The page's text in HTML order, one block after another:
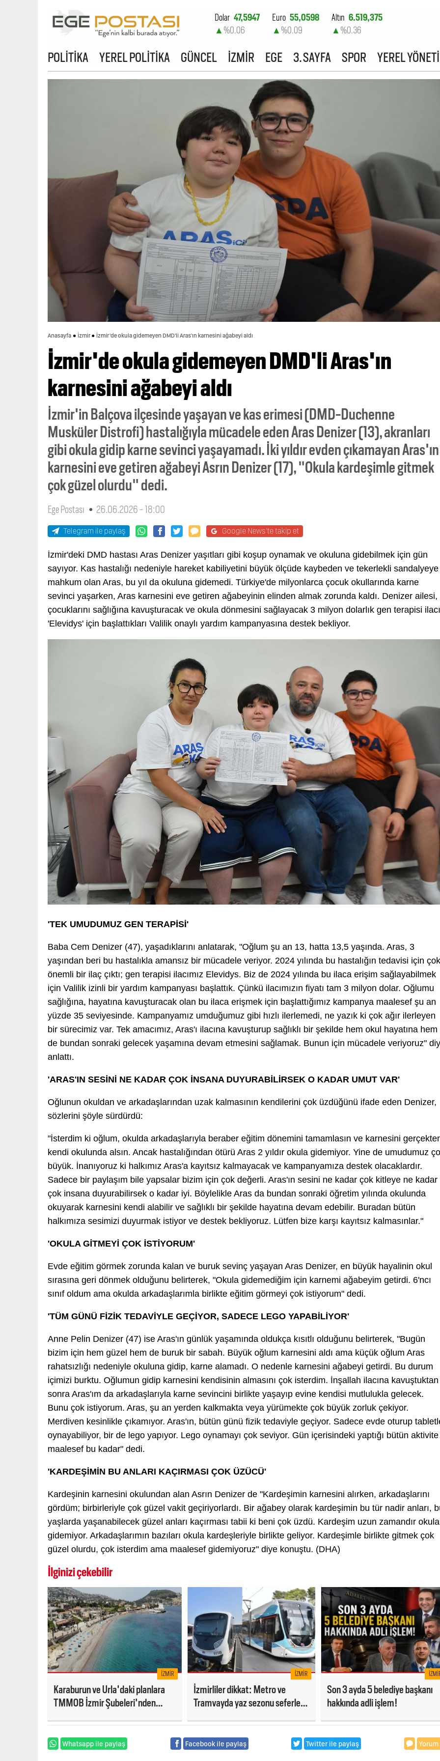
Dolar 47,5947
▲ %0.06
Euro 55,0598
▲ %0.09
Altın 6.519,375
▲ %0.36
%0.41
POLİTİKA YEREL POLİTİKA GÜNCEL İZMİR EGE 3. SAYFA SPOR YEREL
Anasayfa İzmir İzmir'de okula gidemeyen DMD'li Aras'ın karnesini ağabeyi aldı
İzmir'de okula gidemeyen DMD'li Aras'ın
karnesini ağabeyi aldı
İzmir'in Balçova ilçesinde yaşayan ve kas erimesi (DMD-Duchenne
Musküler Distrofi) hastalığıyla mücadele eden Aras Denizer (13), akranları
gibi okula gidip karne sevinci yaşayamadı. İki yıldır evden çıkamayan Aras'ın
karnesini eve getiren ağabeyi Asrın Denizer (17), "Okula kardeşimle gitmek
çok güzel olurdu" dedi.
Ege Postası 26.06.2026 - 18:00
Telegram ile paylaş Google News'te takip et
İzmir'deki DMD hastası Aras Denizer yaşıtları gibi koşup oynamak ve okuluna gidebilmek için gün
sayıyor. Kas hastalığı nedeniyle hareket kabiliyetini büyük ölçüde kaybeden ve tekerlekli sandalyeye
mahkum olan Aras, bu yıl da okuluna gidemedi. Türkiye'de milyonlarca çocuk okullarında karne
sevinci yaşarken, Aras karnesini eve getiren ağabeyinin elinden almak zorunda kaldı. Denizer ailesi,
çocuklarını sağlığına kavuşturacak ve okula dönmesini sağlayacak 3 milyon dolarlık gen terapisi ilacı
'Elevidys' için başlattıkları Valilik onaylı yardım kampanyasına destek bekliyor.
'TEK UMUDUMUZ GEN TERAPİSİ'
Baba Cem Denizer (47), yaşadıklarını anlatarak, "Oğlum şu an 13, hatta 13,5 yaşında. Aras, 3
yaşından beri bu hastalıkla amansız bir mücadele veriyor. 2024 yılında bu hastalığın tedavisi için çok
önemli bir ilaç çıktı; gen terapisi ilacımız Elevidys. Biz de 2024 yılında bu ilaca erişim sağlayabilmek
için Valilik izinli bir yardım kampanyası başlattık. Çünkü ilacımızın fiyatı tam 3 milyon dolar. Oğlumu
sağlığına, hayatına kavuşturacak olan bu ilaca erişmek için başlattığımız kampanya maalesef şu an
yüzde 35 seviyesinde. Kampanyamız umduğumuz gibi hızlı ilerlemedi, ne yazık ki çok ağır ilerleyen
bir sürecimiz var. Tek amacımız, Aras'ı ilacına kavuşturup sağlıklı bir şekilde hem okul hayatına hem
de bundan sonraki gelecek yaşamına devam etmesini sağlamak. Bunun için mücadele veriyoruz"
anlattı.
'ARAS'IN SESİNİ NE KADAR ÇOK İNSANA DUYURABİLİRSEK O KADAR UMUT VAR'
Oğlunun okuldan ve arkadaşlarından uzak kalmasının kendilerini çok üzdüğünü ifade eden Denizer,
sözlerini şöyle sürdürdü:
"İsterdim ki oğlum, okulda arkadaşlarıyla beraber eğitim dönemini tamamlasın ve karnesini
kendi okulunda alsın. Ancak hastalığından ötürü Aras 2 yıldır okula gidemiyor. Yine de umudumuz
büyük. İnanıyoruz ki halkımız Aras'a kayıtsız kalmayacak ve kampanyamıza destek olacaklardır.
Sadece bir paylaşım bile yapsalar bizim için çok değerli. Aras'ın sesini ne kadar çok kitleye ne kadar
çok insana duyurabilirsek o kadar iyi. Böylelikle Aras da bundan sonraki öğretim yılında okulunda
okuyarak karnesini kendi alabilir ve sağlıklı bir şekilde hayatına devam edebilir. Buradan bütün
halkımıza sesimizi duyurmak istiyor ve destek bekliyoruz. Lütfen bize karşı kayıtsız kalmasınlar."
'OKULA GİTMEYİ ÇOK İSTİYORUM'
Evde eğitim görmek zorunda kalan ve buruk sevinç yaşayan Aras Denizer, en büyük hayalinin okul
sırasına geri dönmek olduğunu belirterek, "Okula gidemediğim için karnemi ağabeyim getirdi. 6'ncı
sınıf oldum ama okulda arkadaşlarımla birlikte eğitim görmeyi çok istiyorum" dedi.
'TÜM GÜNÜ FİZİK TEDAVİYLE GEÇİYOR, SADECE LEGO YAPABİLİYOR'
Anne Pelin Denizer (47) ise Aras'ın günlük yaşamında oldukça kısıtlı olduğunu belirterek, "Bugün
bizim için hem güzel hem de buruk bir sabah. Büyük oğlum karnesini aldı ama küçük oğlum Aras
rahatsızlığı nedeniyle okuluna gidip, karne alamadı. O nedenle karnesini ağabeyi getirdi. Bu durum
içimizi burktu. Oğlumun gidip karnesini kendisinin almasını çok isterdim. İnşallah ilacına kavuştuktan
sonra Aras'ım da arkadaşlarıyla karne sevincini birlikte yaşayıp evine kendisi mutlulukla gelecek.
Bunu çok istiyorum. Aras, şu an yerden kalkmakta veya yürümekte çok büyük zorluk çekiyor.
Merdiven kesinlikle çıkamıyor. Aras'ın, bütün günü fizik tedaviyle geçiyor. Sadece evde oturup
oynayabiliyor, bir de lego yapıyor. Lego oynamayı çok seviyor. Gün içerisindeki yaptığı bütün aktivite
maalesef bu kadar" dedi.
'KARDEŞİMİN BU ANLARI KAÇIRMASI ÇOK ÜZÜCÜ'
Kardeşinin karnesini okulundan alan Asrın Denizer de "Kardeşimin karnesini alırken, arkadaşlarını
gördüm; birbirleriyle çok güzel vakit geçiriyorlardı. Bir ağabey olarak kardeşimin bu tür nadir anları,
yaşlarda yaşanabilecek güzel anları kaçırması tabii ki beni çok üzdü. Kardeşim uzun zamandır okula
gidemiyor. Arkadaşlarımın bazıları okula kardeşleriyle birlikte geliyor. Kardeşimle birlikte gitmek çok
güzel olurdu, çok isterdim ama maalesef gidemiyoruz" diye konuştu. (DHA)
İlginizi çekebilir
İZMIR
Karaburun ve Urla'daki planlara
TMMOB İzmir Şubeleri'nden
İZMIR
İzmirliler dikkat: Metro ve
Tramvayda yaz sezonu seferleri
Son 3 ayda 5 belediye başkanı
hakkında adli işlem!
Whatsapp ile paylaş Facebook ile paylaş Twitter ile paylaş Yorum